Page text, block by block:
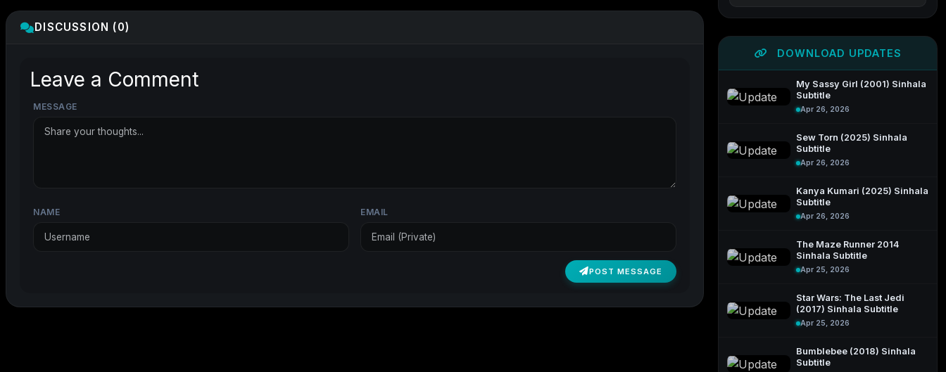
DISCUSSION (0)
Leave a Comment
MESSAGE
NAME EMAIL
POST MESSAGE
DOWNLOAD UPDATES
My Sassy Girl (2001) Sinhala
Subtitle
Apr 26, 2026
Sew Torn (2025) Sinhala
Subtitle
Apr 26, 2026
Kanya Kumari (2025) Sinhala
Subtitle
Apr 26, 2026
The Maze Runner 2014
Sinhala Subtitle
Apr 25, 2026
Star Wars: The Last Jedi
(2017) Sinhala Subtitle
Apr 25, 2026
Bumblebee (2018) Sinhala
Subtitle